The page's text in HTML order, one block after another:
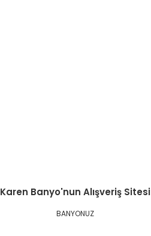
Karen Banyo'nun Alışveriş Sitesi
BANYONUZ